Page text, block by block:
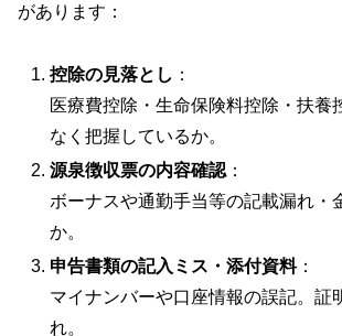
があります：
控除の見落とし ：
医療費控除・生命保険料控除・扶養
なく把握しているか。
源泉徴収票の内容確認 ：
ボーナスや通勤手当等の記載漏れ・
か。
申告書類の記入ミス・添付資料：
マイナンバーや口座情報の誤記。証
れ。